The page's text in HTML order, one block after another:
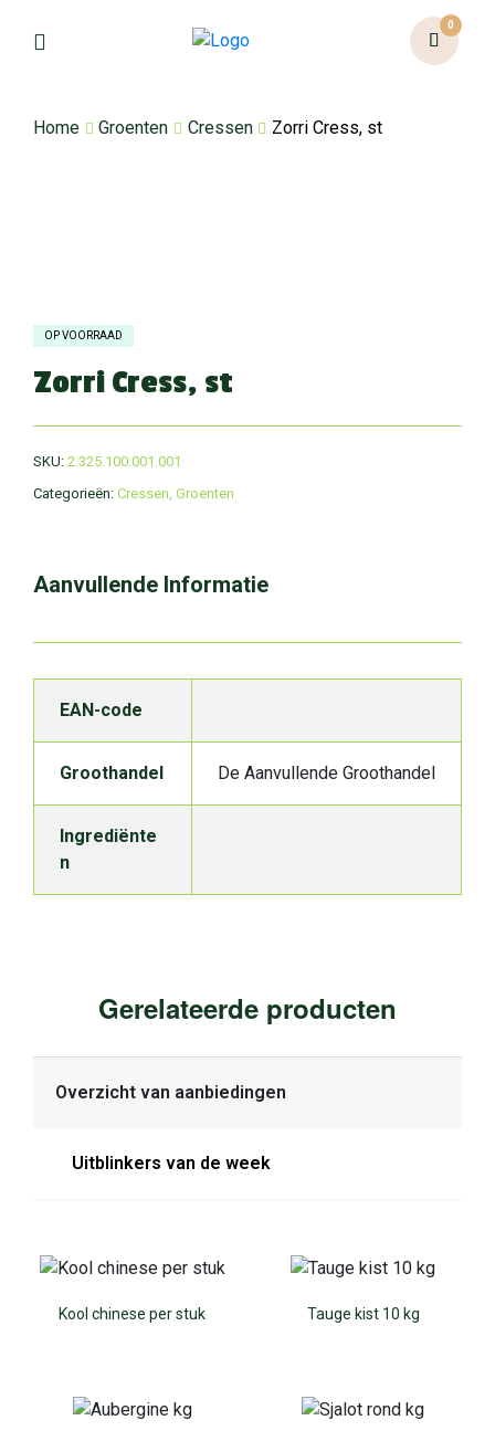
0
Home Groenten Cressen Zorri Cress, st
OP VOORRAAD
Zorri Cress, st
SKU: 2.325.100.001.001
Categorieën: Cressen Groenten
Aanvullende Informatie
EAN-code
Groothandel De Aanvullende Groothandel
Ingrediënte
n
Gerelateerde producten
Overzicht van aanbiedingen
Uitblinkers van de week
Kool chinese per stuk Tauge kist 10 kg